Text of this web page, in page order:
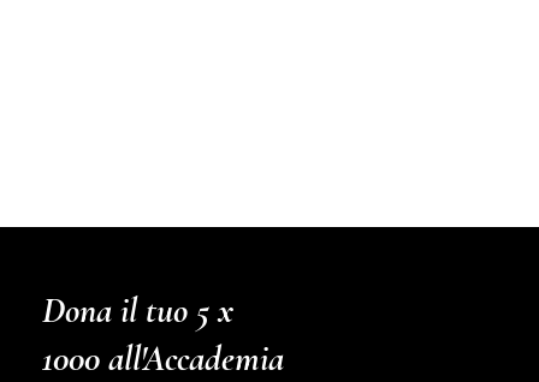
Dona il tuo 5 x
1000 all'Accademia